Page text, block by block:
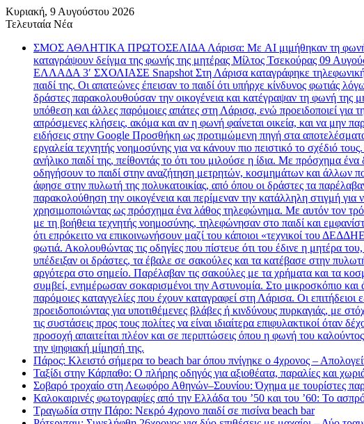
Κυριακή, 9 Αυγούστου 2026
Τελευταία Νέα
ΣΜΟΣ ΑΘΛΗΤΙΚΑ ΠΡΩΤΟΣΕΛΙΔΑ Λάρισα: Με AI μιμήθηκαν τη φωνή
καταγράψουν δείγμα της φωνής της μητέρας Μίλτος Τσεκούρας 09
ΕΛΛΑΔΑ 3′ ΣΧΟΛΙΑΣΕ Snapshot Στη Λάρισα καταγράφηκε τηλεφωνική
παιδί της. Οι απατεώνες έπεισαν το παιδί ότι υπήρχε κίνδυνος φωτιάς
δράστες παρακολουθούσαν την οικογένεια και κατέγραψαν τη φωνή της
υπόθεση και άλλες παρόμοιες απάτες στη Λάρισα, ενώ προειδοποιεί για
απρόσμενες κλήσεις, ακόμα και αν η φωνή φαίνεται οικεία, και να μην
ειδήσεις στην Google Προσθήκη ως προτιμώμενη πηγή στα
εργαλεία τεχνητής νοημοσύνης για να κάνουν πιο πειστικό το σχέδιό
ανήλικο παιδί της, πείθοντάς το ότι του μιλούσε η ίδια. Με πρόσχημα
οδηγήσουν το παιδί στην αναζήτηση μετρητών, κοσμημάτων και άλλων
άφησε στην πυλωτή της πολυκατοικίας, από όπου οι δράστες τα
παρακολούθηση την οικογένεια και περίμεναν την κατάλληλη στιγμή
χρησιμοποιώντας ως πρόσχημα ένα λάθος τηλεφώνημα. Με αυτόν τον
με τη βοήθεια τεχνητής νοημοσύνης, τηλεφώνησαν στο παιδί και
ότι επρόκειτο να επικοινωνήσουν μαζί του κάποιοι «τεχνικοί του
φωτιά. Ακολουθώντας τις οδηγίες που πίστευε ότι του έδινε η μητέρα
υπέδειξαν οι δράστες, τα έβαλε σε σακούλες και τα κατέβασε στην
αργότερα στο σημείο. Παρέλαβαν τις σακούλες με τα χρήματα και τα
συμβεί, ενημέρωσαν σοκαρισμένοι την Αστυνομία. Στο μικροσκόπιο και
παρόμοιες καταγγελίες που έχουν καταγραφεί στη Λάρισα. Οι
προειδοποιώντας για υποτιθέμενες βλάβες ή κινδύνους πυρκαγιάς,
τις συστάσεις προς τους πολίτες να είναι ιδιαίτερα επιφυλακτικοί
προσοχή απαιτείται πλέον και σε περιπτώσεις όπου η φωνή του
την ψηφιακή μίμησή της.
Πάρος: Κλειστό σήμερα το beach bar όπου πνίγηκε ο 4χρονος –
Ταξίδι στην Κάρπαθο: Ο πλήρης οδηγός για αξιοθέατα, παραλίες και
Σοβαρό τροχαίο στη Λεωφόρο Αθηνών–Σουνίου: Όχημα με τουρίστες
Καλοκαιρινές φωτογραφίες από την Ελλάδα του ’50 και του ’60: Το
Τραγωδία στην Πάρο: Νεκρό 4χρονο παιδί σε πισίνα beach bar